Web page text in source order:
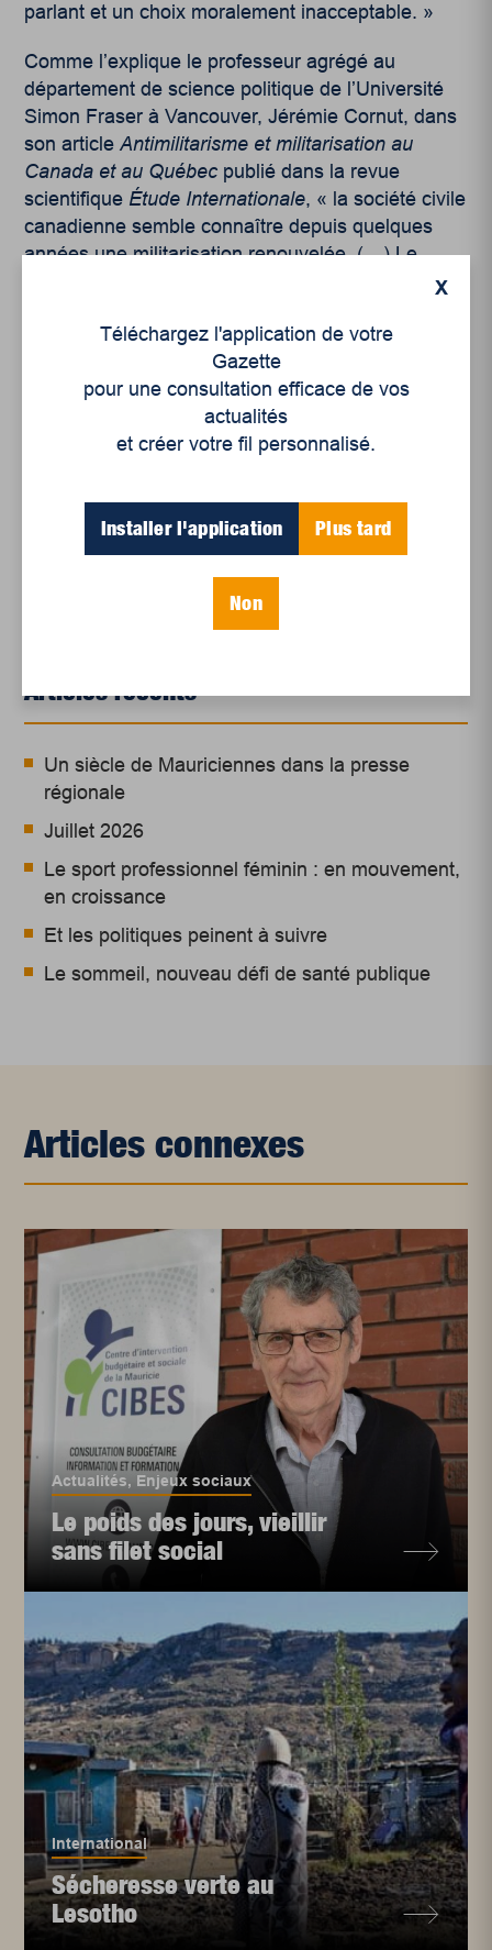
parlant et un choix moralement inacceptable. »
Comme l’explique le professeur agrégé au
département de science politique de l’Université
Simon Fraser à Vancouver, Jérémie Cornut, dans
son articleAntimilitarisme et militarisation au
Canada et au Québec publié dans la revue
scientifique Étude Internationale, « la société civile
canadienne semble connaître depuis quelques
années une militarisation renouvelée. (…) Le
militarisme influence de plus les gestes les plus
individus, en leur assignant une place déterminée
l’ordre social. » Plus concrètement, elle
encourage des attitudes discriminatoires, les rôles
traditionnels ainsi que la hiérarchie sociale.
A. Escamilla H. explique que promouvoir la paix
injustices par des actes qui ne sont pas violents.
Articles récents
Un siècle de Mauriciennes dans la presse
régionale
Juillet 2026
Le sport professionnel féminin : en mouvement,
en croissance
Et les politiques peinent à suivre
Le sommeil, nouveau défi de santé publique
Articles connexes
Actualités, Enjeux sociaux
Le poids des jours, vieillir
sans filet social
International
Sécheresse verte au
Lesotho
X
Téléchargez l'application de votre
Gazette
pour une consultation efficace de vos
actualités
et créer votre fil personnalisé.
Installer l'application Plus tard
Non